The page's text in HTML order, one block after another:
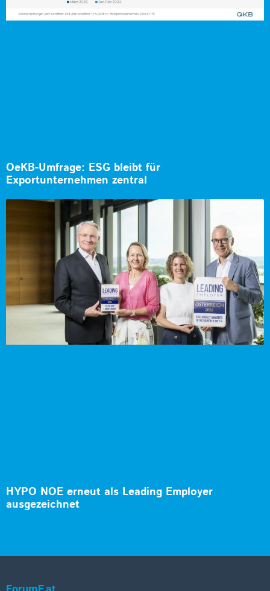
OeKB-Umfrage: ESG bleibt für
Exportunternehmen zentral
HYPO NOE erneut als Leading Employer
ausgezeichnet